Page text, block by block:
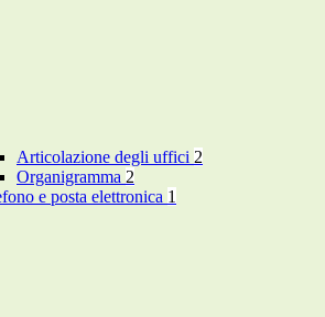
Articolazione degli uffici 2
Organigramma 2
e posta elettronica 1